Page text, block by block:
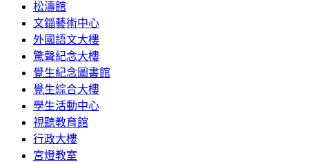
松濤館
文錙藝術中心
外國語文大樓
驚聲紀念大樓
覺生紀念圖書館
覺生綜合大樓
學生活動中心
視聽教育館
行政大樓
宮燈教室